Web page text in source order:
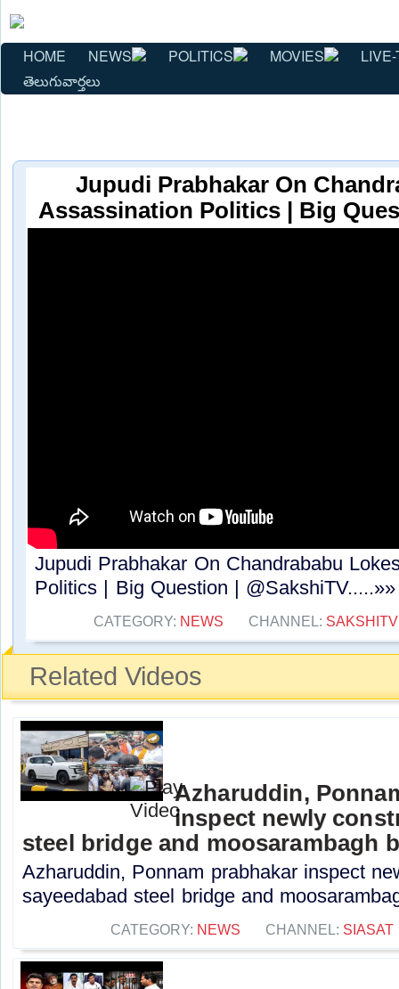
HOME NEWS POLITICS MOVIES
తెలుగువార్తలు
Jupudi Prabhakar On
Assassination Politics | Big
Jupudi Prabhakar On Chandrababu
Politics | Big Question | @SakshiTV.....»»
CATEGORY: NEWS CHANNEL: SAKSHITV
Related Videos
Azharuddin,
inspect newly
steel bridge and moosarambagh
Azharuddin, Ponnam prabhakar inspect
sayeedabad steel bridge and
CATEGORY: NEWS CHANNEL: SIASAT